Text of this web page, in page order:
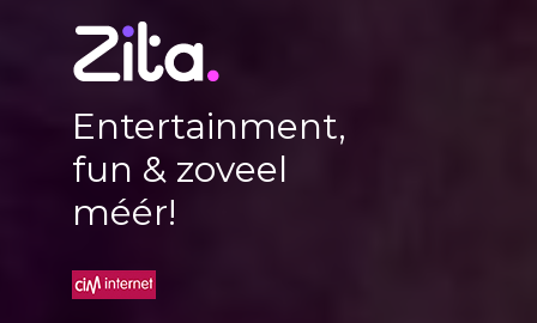
Entertainment,
fun & zoveel
méér!